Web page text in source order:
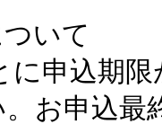
いて
申込期限
お申込最